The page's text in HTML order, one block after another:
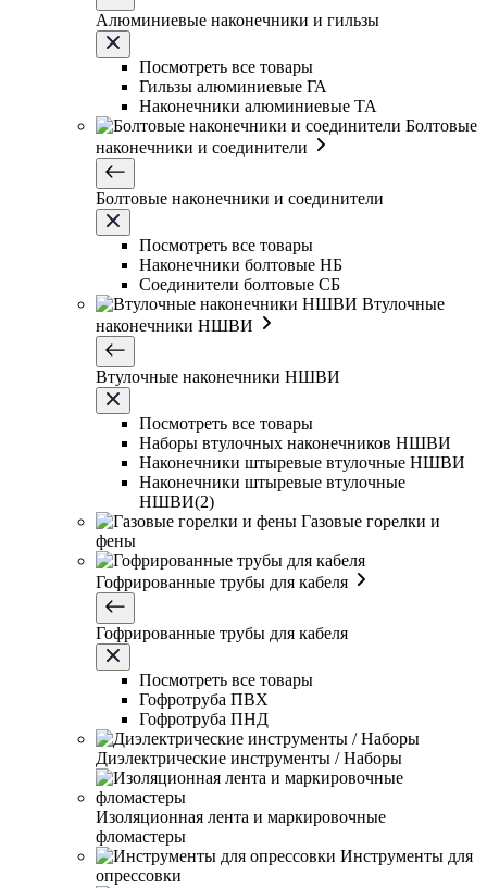
Алюминиевые наконечники и гильзы
Посмотреть все товары
Гильзы алюминиевые ГА
Наконечники алюминиевые ТА
Болтовые
наконечники и соединители
Болтовые наконечники и соединители
Посмотреть все товары
Наконечники болтовые НБ
Соединители болтовые СБ
Втулочные
наконечники НШВИ
Втулочные наконечники НШВИ
Посмотреть все товары
Наборы втулочных наконечников НШВИ
Наконечники штыревые втулочные НШВИ
Наконечники штыревые втулочные
НШВИ(2)
Газовые горелки и
фены
Гофрированные трубы для кабеля
Гофрированные трубы для кабеля
Посмотреть все товары
Гофротруба ПВХ
Гофротруба ПНД
Диэлектрические инструменты / Наборы
Изоляционная лента и маркировочные
фломастеры
Инструменты для
опрессовки